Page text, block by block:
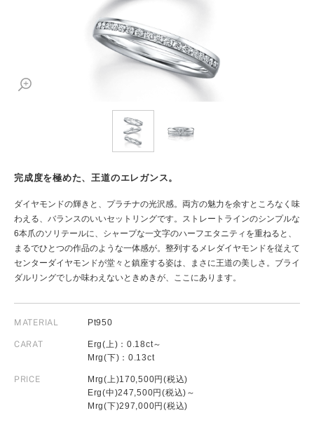
完成度を極めた、王道のエレガンス。
ダイヤモンドの輝きと、プラチナの光沢感。両方の魅力を余すところなく味
わえる、バランスのいいセットリングです。ストレートラインのシンプルな
6本爪のソリテールに、シャープな一文字のハーフエタニティを重ねると、
まるでひとつの作品のような一体感が。整列するメレダイヤモンドを従えて
センターダイヤモンドが堂々と鎮座する姿は、まさに王道の美しさ。ブライ
ダルリングでしか味わえないときめきが、ここにあります。
MATERIAL Pt950
CARAT
Erg(上)：0.18ct～
Mrg(下)：0.13ct
PRICE
Mrg(上)170,500円(税込)
Erg(中)247,500円(税込)～
Mrg(下)297,000円(税込)